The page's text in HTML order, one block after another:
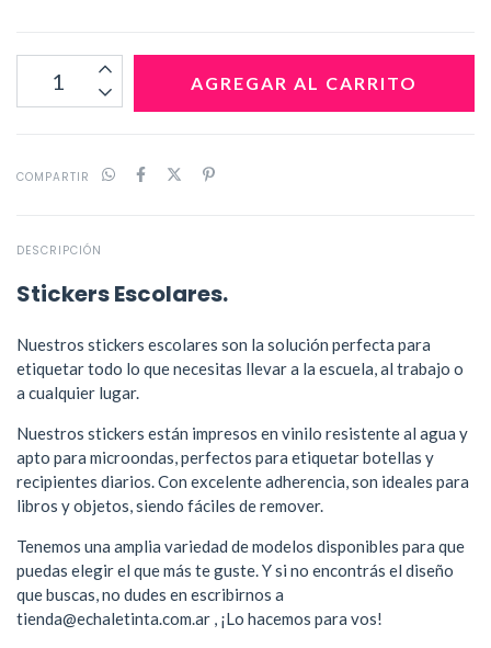
COMPARTIR
DESCRIPCIÓN
Stickers Escolares.
Nuestros stickers escolares son la solución perfecta para
etiquetar todo lo que necesitas llevar a la escuela, al trabajo o
a cualquier lugar.
Nuestros stickers están impresos en vinilo resistente al agua y
apto para microondas, perfectos para etiquetar botellas y
recipientes diarios. Con excelente adherencia, son ideales para
libros y objetos, siendo fáciles de remover.
Tenemos una amplia variedad de modelos disponibles para que
puedas elegir el que más te guste. Y si no encontrás el diseño
que buscas, no dudes en escribirnos a
tienda@echaletinta.com.ar , ¡Lo hacemos para vos!